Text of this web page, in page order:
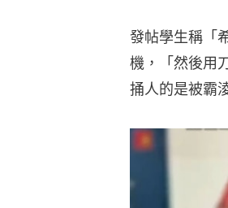
發帖學生稱「
機，「然後用
捅人的是被霸